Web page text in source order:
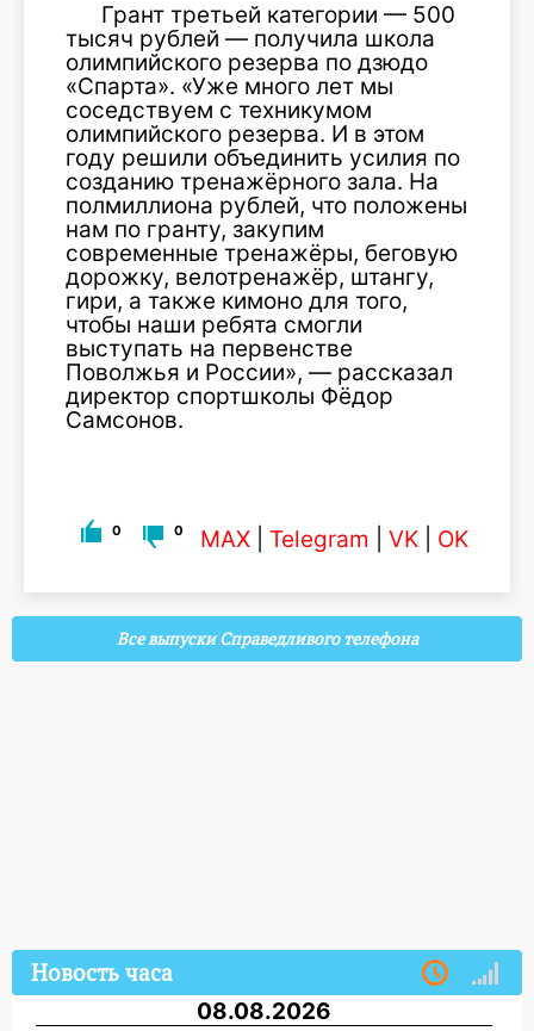
Грант третьей категории — 500
тысяч рублей — получила школа
олимпийского резерва по дзюдо
«Спарта». «Уже много лет мы
соседствуем с техникумом
олимпийского резерва. И в этом
году решили объединить усилия по
созданию тренажёрного зала. На
полмиллиона рублей, что положены
нам по гранту, закупим
современные тренажёры, беговую
дорожку, велотренажёр, штангу,
гири, а также кимоно для того,
чтобы наши ребята смогли
выступать на первенстве
Поволжья и России», — рассказал
директор спортшколы Фёдор
Самсонов.
0 0 MAX Telegram VK OK
Все выпуски Справедливого телефона
Новость часа
08.08.2026